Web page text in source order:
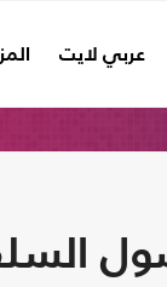
عربي لايت